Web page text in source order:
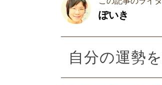
ぽいき
自分の運勢